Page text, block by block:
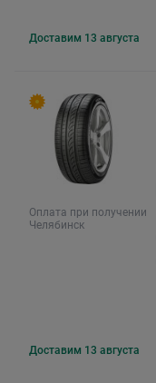
Доставим 13 августа
Оплата при получении
Челябинск
Доставим 13 августа